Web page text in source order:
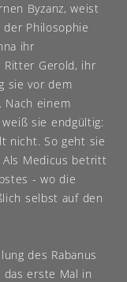
Byzanz, weist
Philosophie
ihr
Ritter Gerold, ihr
sie vor dem
Nach einem
sie endgültig:
nicht. So geht sie
Als Medicus betritt
- wo die
selbst auf den
des Rabanus
das erste Mal in